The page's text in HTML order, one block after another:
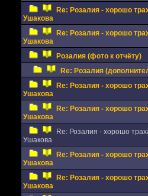
Re: Розалия - хорошо
Ушакова
Re: Розалия - хорошо
Ушакова
Розалия (фото к отчёту)
Re: Розалия
Re: Розалия - хорошо
Ушакова
Re: Розалия - хорошо
Ушакова
Re: Розалия - хорошо
Ушакова
Re: Розалия - хорошо
Ушакова
Re: Розалия - хорошо
Ушакова